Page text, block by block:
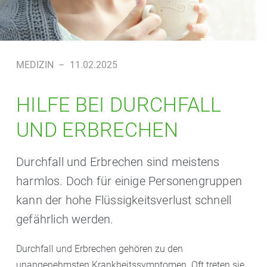
Symbolbild
MEDIZIN – 11.02.2025
HILFE BEI DURCHFALL
UND ERBRECHEN
Durchfall und Erbrechen sind meistens
harmlos. Doch für einige Personengruppen
kann der hohe Flüssigkeitsverlust schnell
gefährlich werden.
Durchfall und Erbrechen gehören zu den